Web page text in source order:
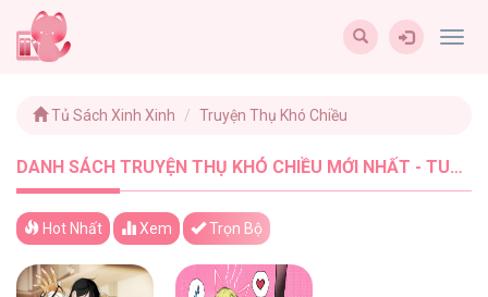
Tủ Sách Xinh Xinh Truyện Thụ Khó Chiều
DANH SÁCH TRUYỆN THỤ KHÓ CHIỀU MỚI NHẤT - TUSACHXINHXINH (2)
Hot Nhất Xem Trọn Bộ